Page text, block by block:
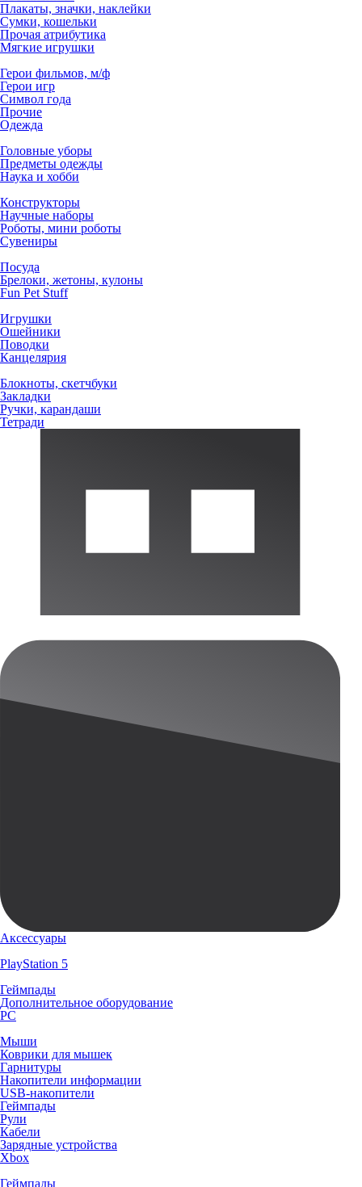
Плакаты, значки, наклейки
Сумки, кошельки
Прочая атрибутика
Мягкие игрушки
Герои фильмов, м/ф
Герои игр
Символ года
Прочие
Одежда
Головные уборы
Предметы одежды
Наука и хобби
Конструкторы
Научные наборы
Роботы, мини роботы
Сувениры
Посуда
Брелоки, жетоны, кулоны
Fun Pet Stuff
Игрушки
Ошейники
Поводки
Канцелярия
Блокноты, скетчбуки
Закладки
Ручки, карандаши
Тетради
Аксессуары
PlayStation 5
Геймпады
Дополнительное оборудование
PC
Мыши
Коврики для мышек
Гарнитуры
Накопители информации
USB-накопители
Геймпады
Рули
Кабели
Зарядные устройства
Xbox
Геймпады